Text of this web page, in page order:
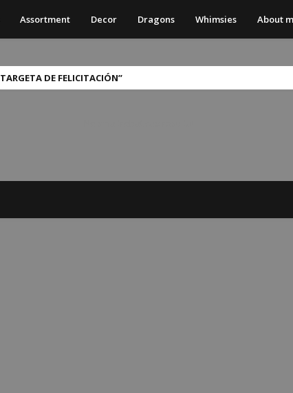
Assortment Decor Dragons Whimsies About
TARGETA DE FELICITACIÓN